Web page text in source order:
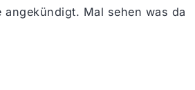
angekündigt. Mal sehen was da